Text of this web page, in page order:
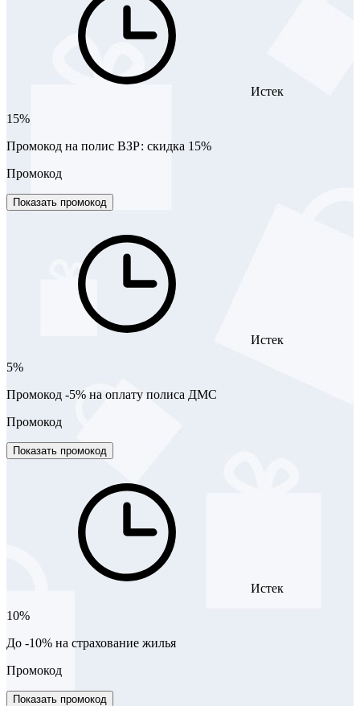
Истек
15%
Промокод на полис ВЗР: скидка 15%
Промокод
Показать промокод
Истек
5%
Промокод -5% на оплату полиса ДМС
Промокод
Показать промокод
Истек
10%
До -10% на страхование жилья
Промокод
Показать промокод